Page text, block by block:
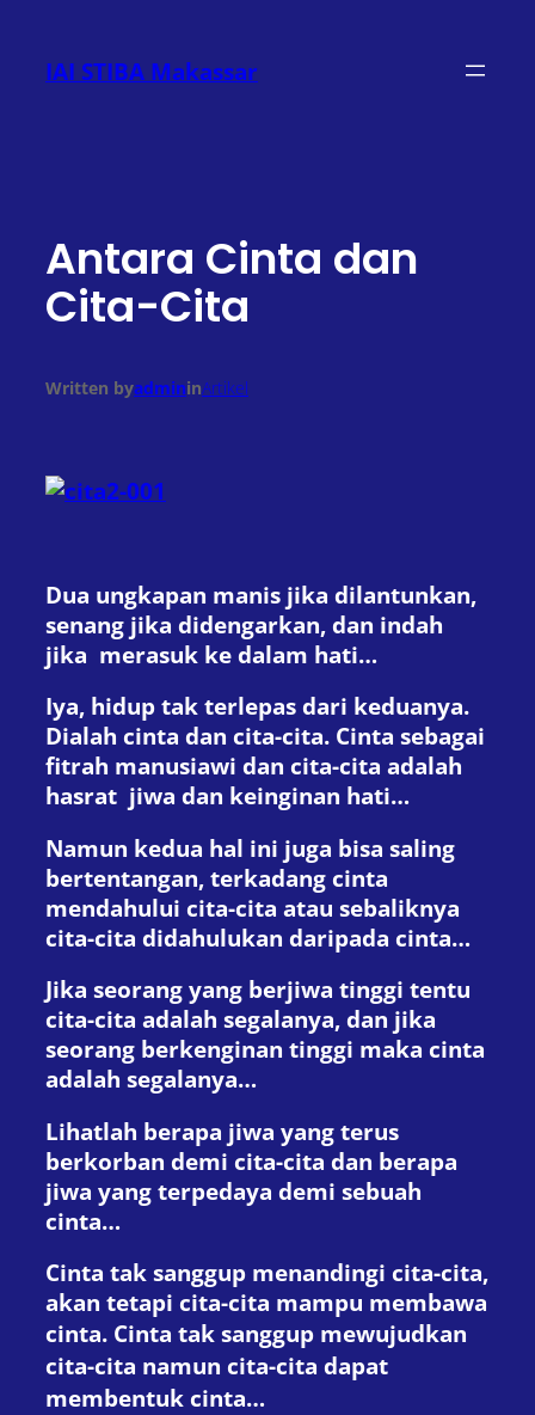
konten
IAI STIBA Makassar
Antara Cinta dan
Cita-Cita
Written byadmininArtikel
Dua ungkapan manis jika dilantunkan,
senang jika didengarkan, dan indah
jika merasuk ke dalam hati…
Iya, hidup tak terlepas dari keduanya.
Dialah cinta dan cita-cita. Cinta sebagai
fitrah manusiawi dan cita-cita adalah
hasrat jiwa dan keinginan hati…
Namun kedua hal ini juga bisa saling
bertentangan, terkadang cinta
mendahului cita-cita atau sebaliknya
cita-cita didahulukan daripada cinta…
Jika seorang yang berjiwa tinggi tentu
cita-cita adalah segalanya, dan jika
seorang berkenginan tinggi maka cinta
adalah segalanya…
Lihatlah berapa jiwa yang terus
berkorban demi cita-cita dan berapa
jiwa yang terpedaya demi sebuah
cinta…
Cinta tak sanggup menandingi cita-cita,
akan tetapi cita-cita mampu membawa
cinta. Cinta tak sanggup mewujudkan
cita-cita namun cita-cita dapat
membentuk cinta…